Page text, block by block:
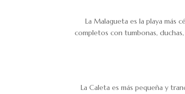
La Malagueta es la playa más
completos con tumbonas,
La Caleta es más pequeña y